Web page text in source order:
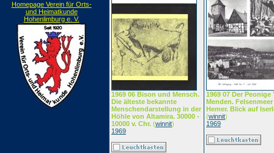
Homepage Verein für Orts-
und Heimatkunde
Hohenlimburg e. V.
1969 06 Bison und Mensch.
Die älteste bekannte
Menschendarstellung in der
Höhle von Altamira. 30000 -
10000 v. Chr. (winnit)
1969
1969 07 Der Peonige
Menden.
Hemer. Blick auf
(winnit)
1969